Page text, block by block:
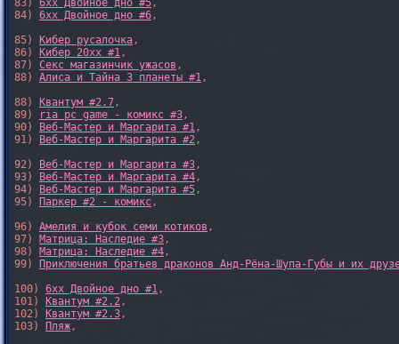
83) 6xx Двойное дно #5,
84) 6xx Двойное дно #6,
85)
Кибер русалочка,
86)
Кибер 20xx #1,
87) Секс магазинчик ужасов ,
88) Алиса и Тайна 3 планеты #1,
88)
Квантум #2.7,
89)
ria pc game - комикс #3,
90)
Веб-Мастер и Маргарита #1,
91)
Веб-Мастер и Маргарита #2,
92)
Веб-Мастер и Маргарита #3,
93)
Веб-Мастер и Маргарита #4,
94)
Веб-Мастер и Маргарита #5,
95)
Паркер #2 - комикс,
96) Амелия и кубок семи котиков ,
97) Матрица: Наследие #3,
98) Матрица: Наследие #4,
99)
Приключения братьев драконов Анд-Рёна-Шупа-Губы и их
100) 6xx Двойное дно #1,
101)
Квантум #2.2,
102)
Квантум #2.3,
103)
Пляж,